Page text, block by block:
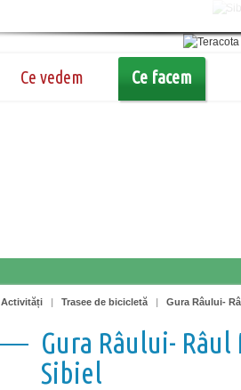
Ce vedem Ce facem
Activități | Trasee de bicicletă | Gura Râului-
Gura Râului-
Sibiel